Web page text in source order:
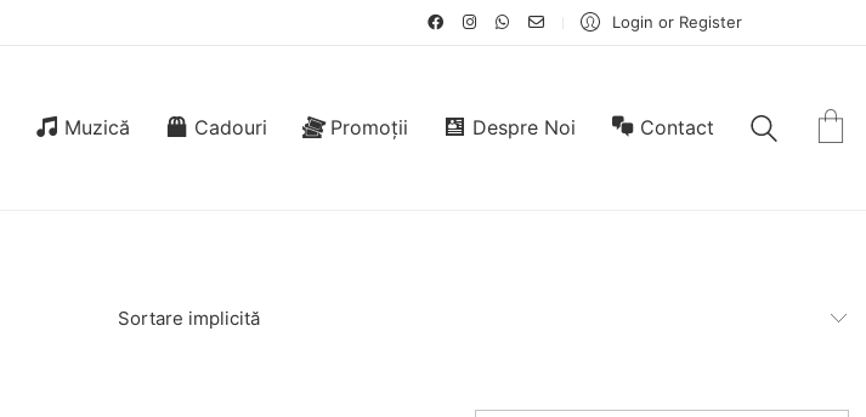
Login or Register
Muzică Cadouri Promoții Despre Noi Contact
Sortare implicită